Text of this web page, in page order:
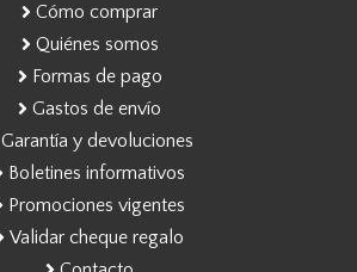
Cómo comprar
Quiénes somos
Formas de pago
Gastos de envío
Garantía y devoluciones
Boletines informativos
Promociones vigentes
Validar cheque regalo